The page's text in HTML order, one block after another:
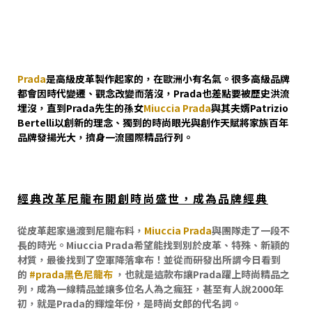
Prada是高級皮革製作起家的，在歐洲小有名氣。很多高級品牌
都會因時代變遷、觀念改變而落沒，Prada也差點要被歷史洪流
埋沒，直到Prada先生的孫女Miuccia Prada與其夫婿Patrizio
Bertelli以創新的理念、獨到的時尚眼光與創作天賦將家族百年
品牌發揚光大，擠身一流國際精品行列。
經典改革尼龍布開創時尚盛世，成為品牌經典
從皮革起家過渡到尼龍布料， Miuccia Prada與團隊走了一段不
長的時光。Miuccia Prada希望能找到別於皮革、特殊、新穎的
材質，最後找到了空軍降落傘布！並從而研發出所謂今日看到
的 #prada黑色尼龍布 ，也就是這款布讓Prada躍上時尚精品之
列，成為一線精品並讓多位名人為之瘋狂，甚至有人說2000年
初，就是Prada的輝煌年份，是時尚女郎的代名詞。